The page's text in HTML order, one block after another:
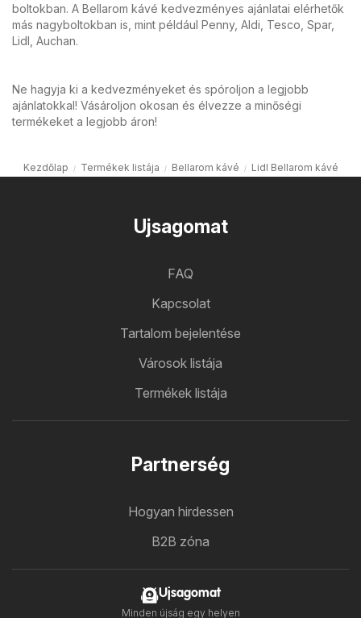
boltokban. A Bellarom kávé kedvezményes ajánlatai elérhetők
más nagyboltokban is, mint például Penny, Aldi, Tesco, Spar,
Lidl, Auchan.
Ne hagyja ki a kedvezményeket és spóroljon a legjobb
ajánlatokkal! Vásároljon okosan és élvezze a minőségi
termékeket a legjobb áron!
Kezdőlap Termékek listája Bellarom kávé Lidl Bellarom kávé
Ujsagomat
FAQ
Kapcsolat
Tartalom bejelentése
Városok listája
Termékek listája
Partnerség
Hogyan hirdessen
B2B zóna
Ujsagomat
Minden újság egy helyen